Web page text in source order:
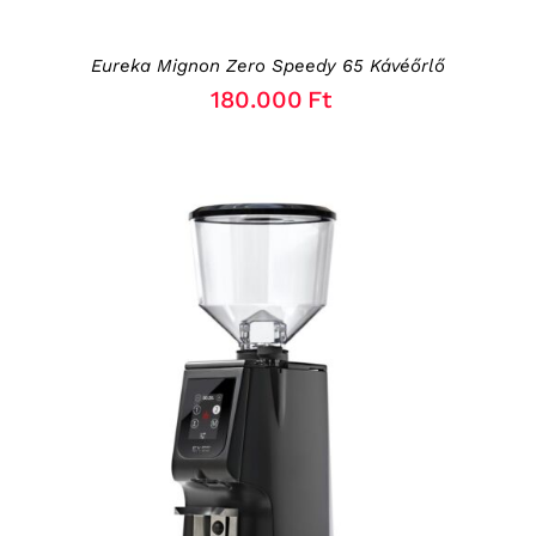
PRODUCT
PAGE
Eureka Mignon Zero Speedy 65 Kávéőrlő
180.000 Ft
OPCIÓK VÁLASZTÁSA
THIS